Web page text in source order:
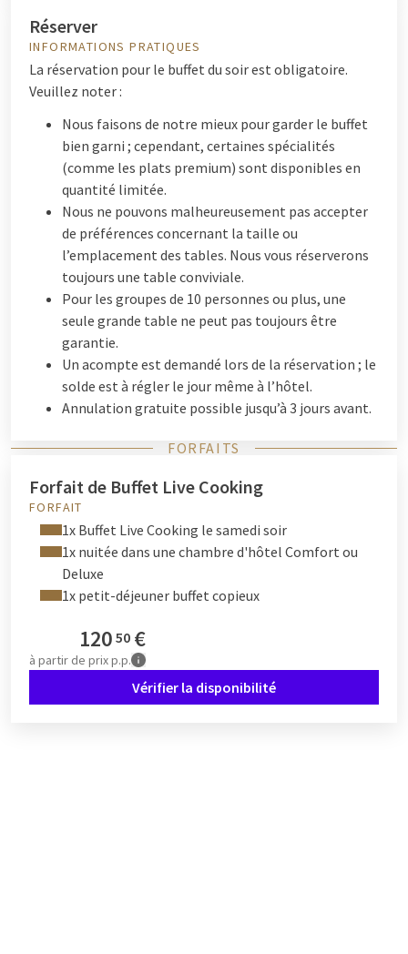
Réserver
INFORMATIONS PRATIQUES
La réservation pour le buffet du soir est obligatoire.
Veuillez noter :
Nous faisons de notre mieux pour garder le buffet
bien garni ; cependant, certaines spécialités
(comme les plats premium) sont disponibles en
quantité limitée.
Nous ne pouvons malheureusement pas accepter
de préférences concernant la taille ou
l’emplacement des tables. Nous vous réserverons
toujours une table conviviale.
Pour les groupes de 10 personnes ou plus, une
seule grande table ne peut pas toujours être
garantie.
Un acompte est demandé lors de la réservation ; le
solde est à régler le jour même à l’hôtel.
Annulation gratuite possible jusqu’à 3 jours avant.
FORFAITS
Forfait de Buffet Live Cooking
FORFAIT
1x Buffet Live Cooking le samedi soir
1x nuitée dans une chambre d'hôtel Comfort ou
Deluxe
1x petit-déjeuner buffet copieux
120 50 €
à partir de prix p.p.
Vérifier la disponibilité